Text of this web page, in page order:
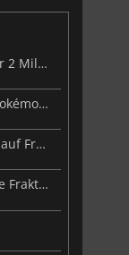
Resident Evil Veronica steht bereits auf über 2 Millionen Wunschlisten
Beast of Reincarnation: Frischer Kurs vom Pokémon-Studio
Big Walk ist jetzt erhältlich – eine Reise, die auf Freundschaft basiert
Warhammer 40.000: Dawn of War 4 stellt die Fraktion der Necrons vor